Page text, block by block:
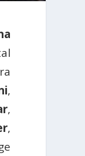
,
,
,